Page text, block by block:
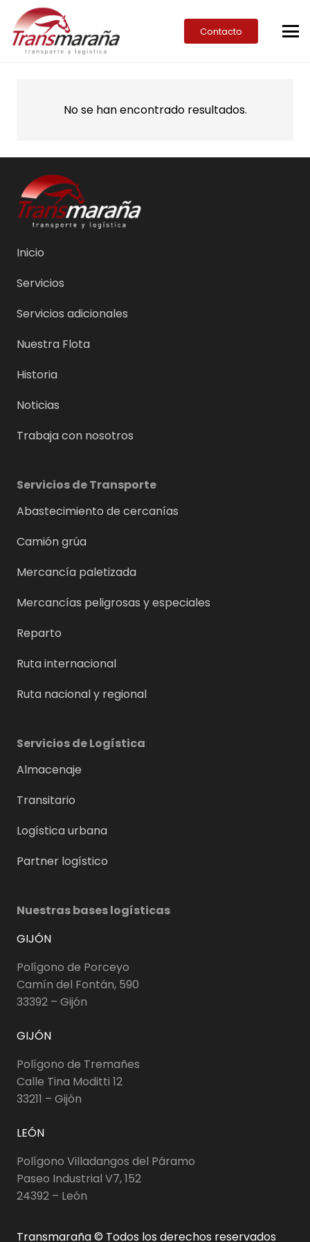
Contacto
No se han encontrado resultados.
Inicio
Servicios
Servicios adicionales
Nuestra Flota
Historia
Noticias
Trabaja con nosotros
Servicios de Transporte
Abastecimiento de cercanías
Camión grúa
Mercancía paletizada
Mercancías peligrosas y especiales
Reparto
Ruta internacional
Ruta nacional y regional
Servicios de Logística
Almacenaje
Transitario
Logística urbana
Partner logístico
Nuestras bases logísticas
GIJÓN
Polígono de Porceyo
Camín del Fontán, 590
33392 – Gijón
GIJÓN
Polígono de Tremañes
Calle Tina Moditti 12
33211 – Gijón
LEÓN
Polígono Villadangos del Páramo
Paseo Industrial V7, 152
24392 – León
Transmaraña © Todos los derechos reservados